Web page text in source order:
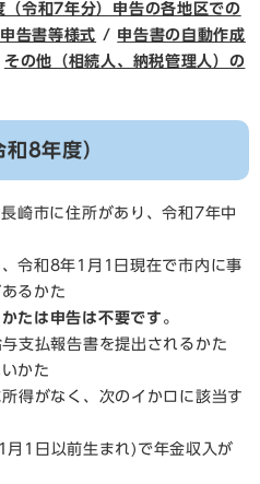
（令和7年分）申告の各地区での
申告書等様式 / 申告書の自動作成
その他（相続人、納税管理人）の
和8年度）
崎市に住所があり、令和7年中
令和8年1月1日現在で市内に事
るかた
たは申告は不要です。
支払報告書を提出されるかた
かた
得がなく、次のイかロに該当す
1日以前生まれ)で年金収入が